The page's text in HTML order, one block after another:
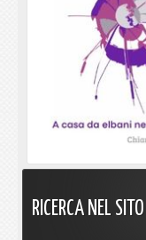
RICERCA NEL SITO